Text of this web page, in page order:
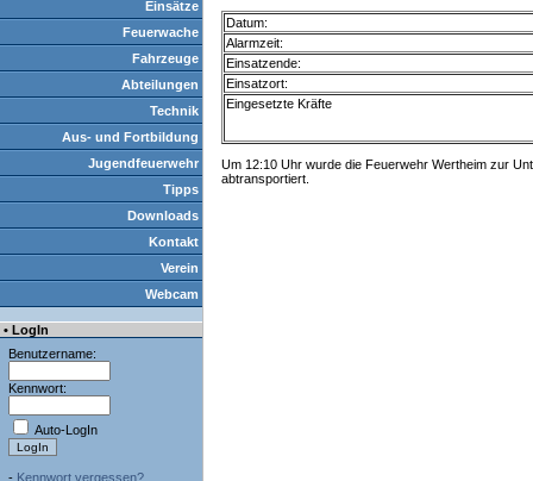
Einsätze
Feuerwache
Fahrzeuge
Abteilungen
Technik
Aus- und Fortbildung
Jugendfeuerwehr
Tipps
Downloads
Kontakt
Verein
Webcam
• LogIn
Benutzername:
Kennwort:
Auto-LogIn
- Kennwort vergessen?
Datum:
Alarmzeit:
Einsatzende:
Einsatzort:
Eingesetzte Kräfte
Um 12:10 Uhr wurde die Feuerwehr Wertheim zur
abtransportiert.